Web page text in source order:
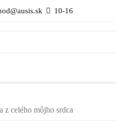
10-16
z celého môjho srdca